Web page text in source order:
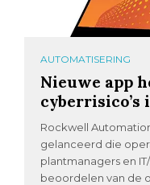
AUTOMATISERING
Nieuwe app
Rockwell
gelanceerd die
plantmanagers en
beoordelen van de